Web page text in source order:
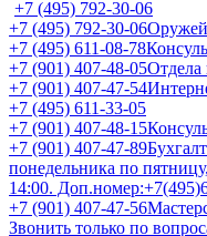
+7 (495) 792-30-06
+7 (495) 792-30-06
+7 (495) 611-08-78
+7 (901) 407-48-05Отдела
+7 (901) 407-47-54
+7 (495) 611-33-05
+7 (901) 407-48-15
+7 (901) 407-47-89
понедельника по
14:00.
+7 (901) 407-47-56
Звонить только по